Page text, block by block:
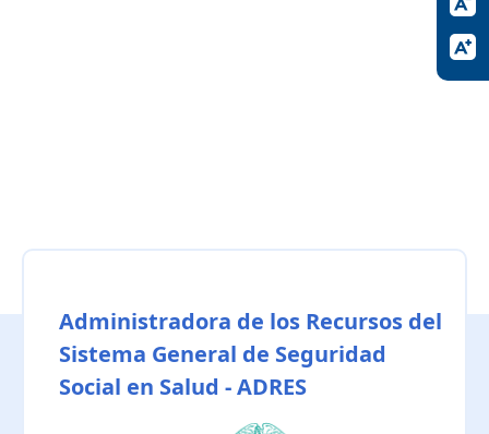
Administradora de los Recursos del
Sistema General de Seguridad
Social en Salud - ADRES